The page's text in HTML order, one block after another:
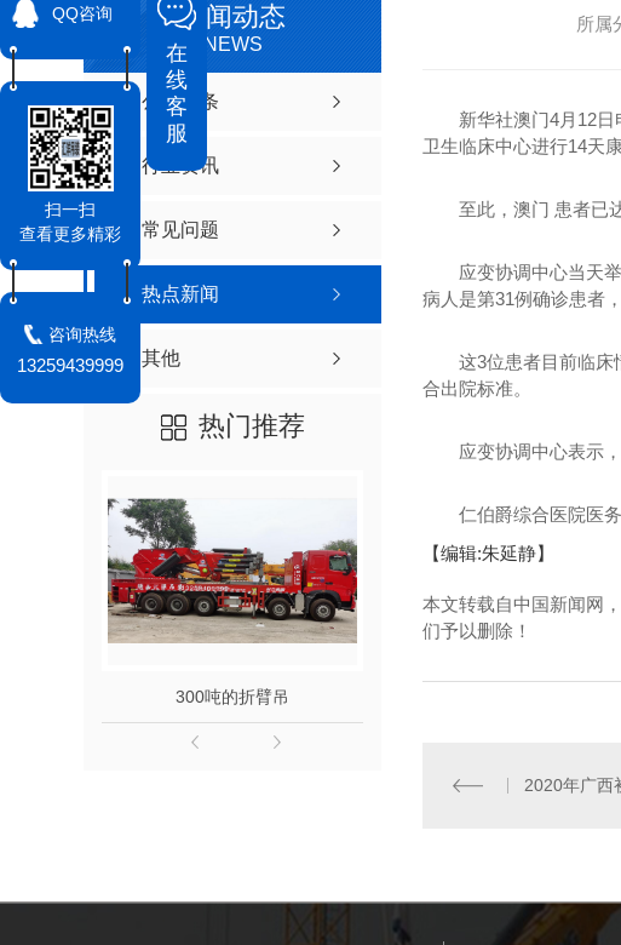
新闻动态
NEWS
公司头条
行业资讯
常见问题
热点新闻
其他
热门推荐
300吨的折臂吊
所属
新华社澳门4月12日电
卫生临床中心进行14天
至此，澳门 患者已达
应变协调中心当天举
病人是第31例确诊患者
这3位患者目前临床情
合出院标准。
应变协调中心表示，
仁伯爵综合医院医务
【编辑:朱延静】
本文转载自中国新闻网
们予以删除！
QQ咨询
扫一扫
查看更多精彩
咨询热线
13259439999
在
线
客
服